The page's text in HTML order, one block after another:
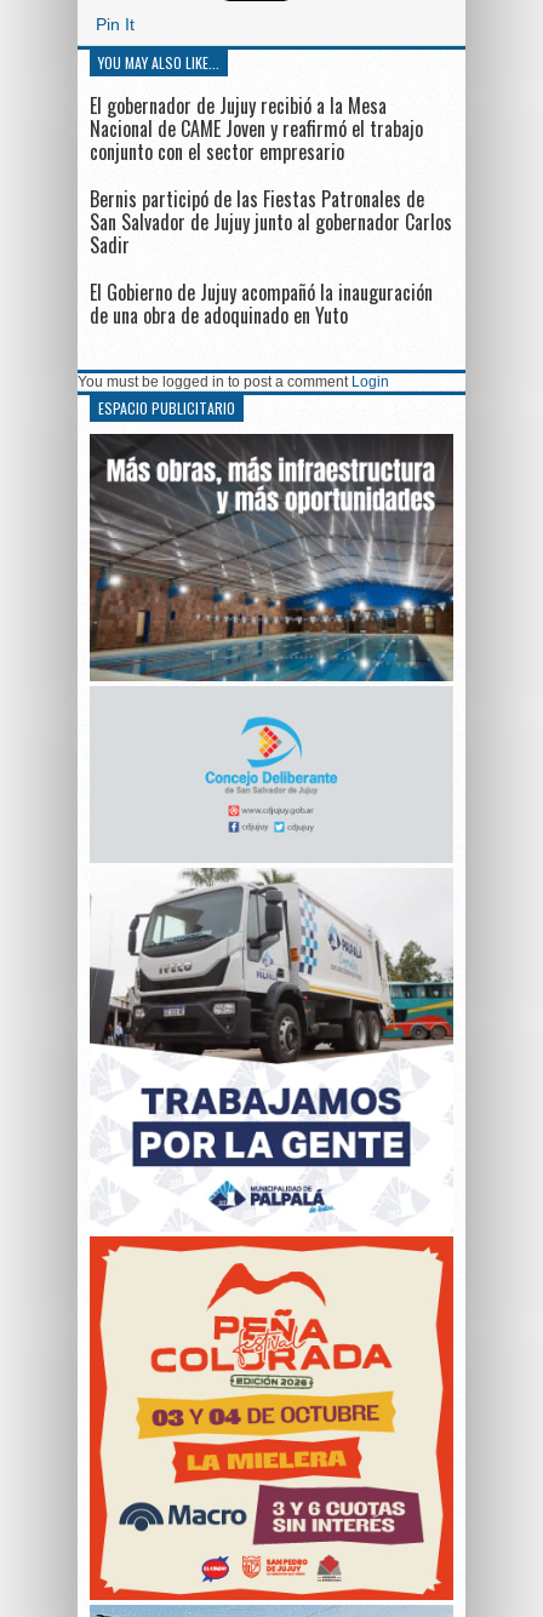
Pin It
YOU MAY ALSO LIKE...
El gobernador de Jujuy recibió a la Mesa
Nacional de CAME Joven y reafirmó el trabajo
conjunto con el sector empresario
Bernis participó de las Fiestas Patronales de
San Salvador de Jujuy junto al gobernador Carlos
Sadir
El Gobierno de Jujuy acompañó la inauguración
de una obra de adoquinado en Yuto
You must be logged in to post a comment Login
ESPACIO PUBLICITARIO